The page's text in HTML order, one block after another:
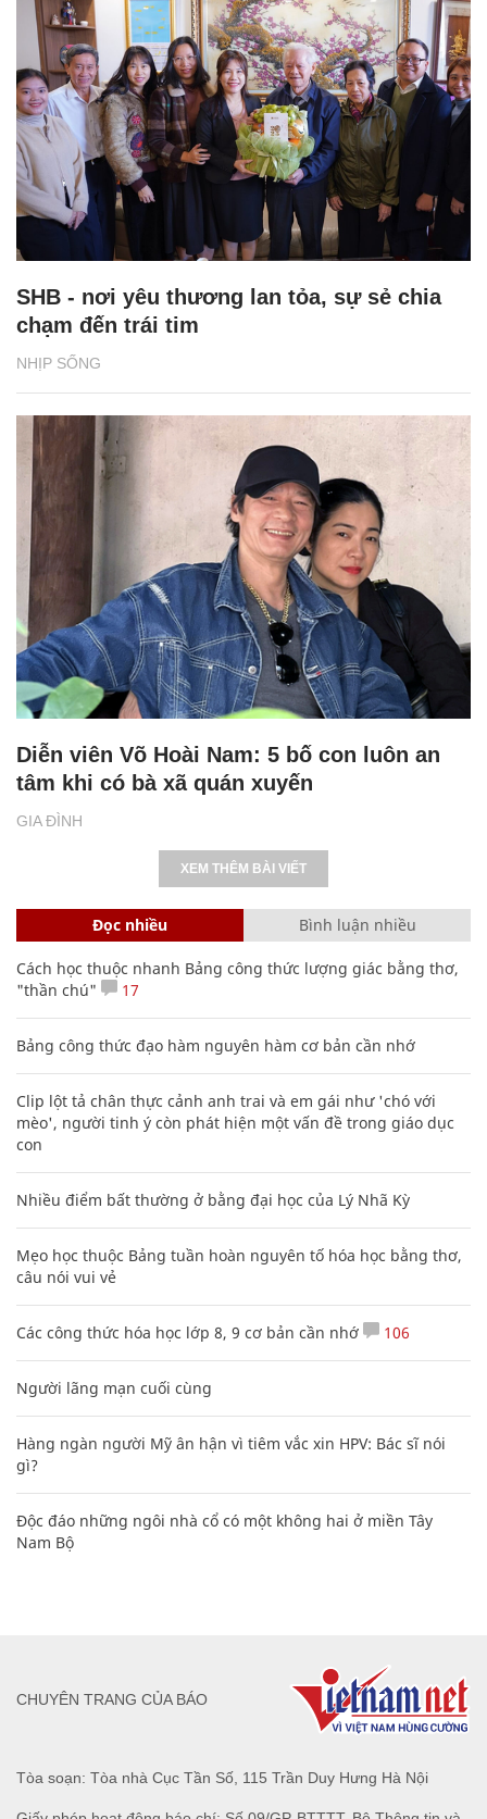
NHỊP SỐNG
SHB - nơi yêu thương lan tỏa, sự sẻ chia
chạm đến trái tim
GIA ĐÌNH
Diễn viên Võ Hoài Nam: 5 bố con luôn an
tâm khi có bà xã quán xuyến
XEM THÊM BÀI VIẾT
Đọc nhiều Bình luận nhiều
Cách học thuộc nhanh Bảng công thức lượng giác bằng thơ,
"thần chú"
17
Bảng công thức đạo hàm nguyên hàm cơ bản cần nhớ
Clip lột tả chân thực cảnh anh trai và em gái như 'chó với
mèo', người tinh ý còn phát hiện một vấn đề trong giáo dục
con
Nhiều điểm bất thường ở bằng đại học của Lý Nhã Kỳ
Mẹo học thuộc Bảng tuần hoàn nguyên tố hóa học bằng thơ,
câu nói vui vẻ
Các công thức hóa học lớp 8, 9 cơ bản cần nhớ 106
Người lãng mạn cuối cùng
Hàng ngàn người Mỹ ân hận vì tiêm vắc xin HPV: Bác sĩ nói
gì?
Độc đáo những ngôi nhà cổ có một không hai ở miền Tây
Nam Bộ
Tòa soạn: Tòa nhà Cục Tần Số, 115 Trần Duy Hưng Hà Nội
CHUYÊN TRANG CỦA BÁO